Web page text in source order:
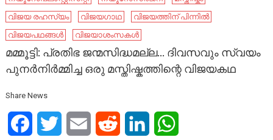
വിജയ രഹസ്യം
വിജയഗാഥ
വിജയത്തിന് പിന്നിൽ
വിജയപഥങ്ങൾ
വിജയാശംസകൾ
മമ്മൂട്ടി: പ്രതിഭ ജന്മസിദ്ധമല്ല… ദിവസവും സ്വയം
പുനർനിർമ്മിച്ച ഒരു മസ്തിഷ്കത്തിന്റെ വിജയകഥ
Share News
FacebookTwitter Email Reddit LinkedIn